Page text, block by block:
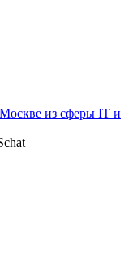
из сферы IT и